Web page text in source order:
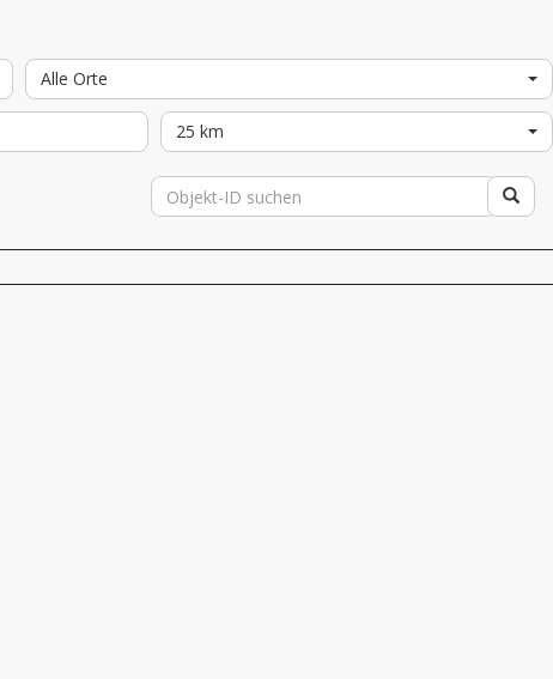
Alle Orte
25 km